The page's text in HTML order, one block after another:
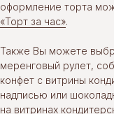
оформление торта
«Торт за час».
Также Вы можете
меренговый рулет,
конфет с витрины
надписью или
на витринах